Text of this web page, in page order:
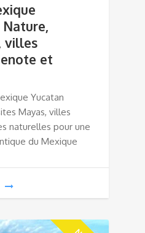
villes
et
Yucatan
Mayas, villes
naturelles pour une
du Mexique